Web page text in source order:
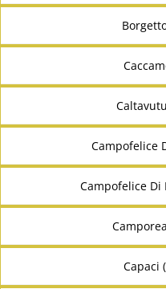
Campofelice
Campofelice Di
Capaci